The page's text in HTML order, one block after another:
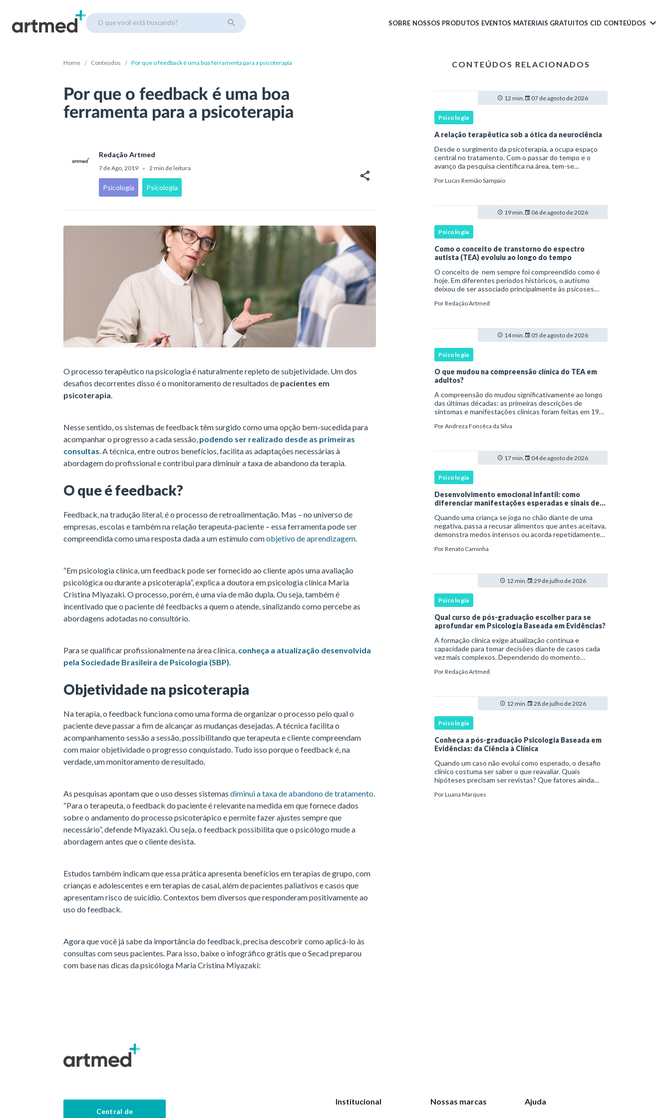
O que você está buscando? SOBRE NOSSOS PRODUTOS EVENTOS MATERIAIS GRATUITOS CID CONTEÚDOS
Home / Conteúdos / Por que o feedback é uma boa ferramenta para a psicoterapia
Por que o feedback é uma boa
ferramenta para a psicoterapia
Redação Artmed
7 de Ago, 2019 • 2 min de leitura
Psicologia Psicologia
O processo terapêutico na psicologia é naturalmente repleto de subjetividade. Um dos
desafios decorrentes disso é o monitoramento de resultados de pacientes em
psicoterapia.
Nesse sentido, os sistemas de feedback têm surgido como uma opção bem-sucedida para
acompanhar o progresso a cada sessão, podendo ser realizado desde as primeiras
consultas. A técnica, entre outros benefícios, facilita as adaptações necessárias à
abordagem do profissional e contribui para diminuir a taxa de abandono da terapia.
O que é feedback?
Feedback, na tradução literal, é o processo de retroalimentação. Mas – no universo de
empresas, escolas e também na relação terapeuta-paciente – essa ferramenta pode ser
compreendida como uma resposta dada a um estímulo comobjetivo de aprendizagem.
“Em psicologia clínica, um feedback pode ser fornecido ao cliente após uma avaliação
psicológica ou durante a psicoterapia”, explica a doutora em psicologia clínica Maria
Cristina Miyazaki. O processo, porém, é uma via de mão dupla. Ou seja, também é
incentivado que o paciente dê feedbacks a quem o atende, sinalizando como percebe as
abordagens adotadas no consultório.
Para se qualificar profissionalmente na área clínica, conheça a atualização desenvolvida
pela Sociedade Brasileira de Psicologia (SBP).
Objetividade na psicoterapia
Na terapia, o feedback funciona como uma forma de organizar o processo pelo qual o
paciente deve passar a fim de alcançar as mudanças desejadas. A técnica facilita o
acompanhamento sessão a sessão, possibilitando que terapeuta e cliente compreendam
com maior objetividade o progresso conquistado. Tudo isso porque o feedback é, na
verdade, um monitoramento de resultado.
As pesquisas apontam que o uso desses sistemas diminui a taxa de abandono de tratamento.
“Para o terapeuta, o feedback do paciente é relevante na medida em que fornece dados
sobre o andamento do processo psicoterápico e permite fazer ajustes sempre que
necessário”, defende Miyazaki. Ou seja, o feedback possibilita que o psicólogo mude a
abordagem antes que o cliente desista.
Estudos também indicam que essa prática apresenta benefícios em terapias de grupo, com
crianças e adolescentes e em terapias de casal, além de pacientes paliativos e casos que
apresentam risco de suicídio. Contextos bem diversos que responderam positivamente ao
uso do feedback.
Agora que você já sabe da importância do feedback, precisa descobrir como aplicá-lo às
consultas com seus pacientes. Para isso, baixe o infográfico grátis que o Secad preparou
com base nas dicas da psicóloga Maria Cristina Miyazaki:
CONTEÚDOS RELACIONADOS
12 min. 07 de agosto de 2026
Psicologia
A relação terapêutica sob a ótica da neurociência
Desde o surgimento da psicoterapia, a ocupa espaço
central no tratamento. Com o passar do tempo e o
avanço da pesquisa científica na área, tem-se
principais mecanismos associados à mudança, sendo
PorLucas Remião Sampaio
19 min. 06 de agosto de 2026
Psicologia
Como o conceito de transtorno do espectro
autista (TEA) evoluiu ao longo do tempo
O conceito de nem sempre foi compreendido como é
hoje. Em diferentes períodos históricos, o autismo
deixou de ser associado principalmente às psicoses
para ser reconhecido como um transtorno do des
PorRedação Artmed
14 min. 05 de agosto de 2026
Psicologia
O que mudou na compreensão clínica do TEA em
adultos?
A compreensão do mudou significativamente ao longo
das últimas décadas: as primeiras descrições de
sintomas e manifestações clínicas foram feitas em 1943
da observação de crianças com dificuldad
PorAndreza Fonsêca da Silva
17 min. 04 de agosto de 2026
Psicologia
Desenvolvimento emocional infantil: como
diferenciar manifestações esperadas e sinais de
Quando uma criança se joga no chão diante de uma
negativa, passa a recusar alimentos que antes aceitava,
demonstra medos intensos ou acorda repetidamente
comportamento faz parte do desenvolvimento ou i
PorRenato Caminha
12 min. 29 de julho de 2026
Psicologia
Qual curso de pós-graduação escolher para se
aprofundar em Psicologia Baseada em Evidências?
A formação clínica exige atualização contínua e
capacidade para tomar decisões diante de casos cada
vez mais complexos. Dependendo do momento
base ampla em , o aprofundamento em ou a
PorRedação Artmed
12 min. 28 de julho de 2026
Psicologia
Conheça a pós-graduação Psicologia Baseada em
Evidências: da Ciência à Clínica
Quando um caso não evolui como esperado, o desafio
clínico costuma ser saber o que reavaliar. Quais
hipóteses precisam ser revistas? Que fatores ainda
coerente com a resposta e com as necessidades d
PorLuana Marques
Central de
Institucional Nossas marcas Ajuda